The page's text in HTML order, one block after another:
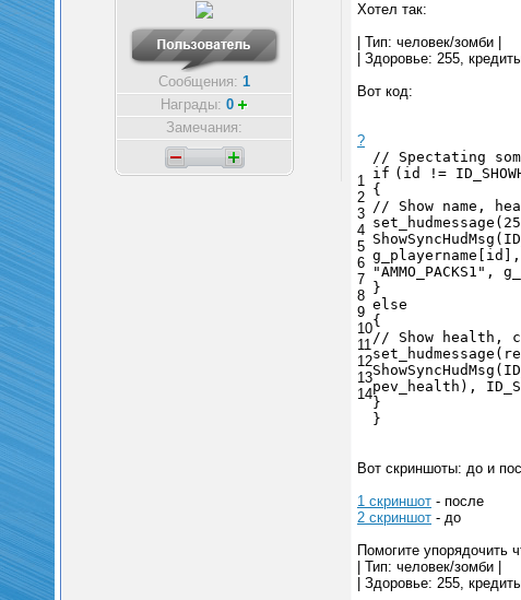
Сообщения: 1
Награды: 0
Замечания:
Хотел так:
| Тип: человек/зомби |
| Здоровье: 255,
Вот код:
?
1
2
3
4
5
6
7
8
9
10
11
12
13
14
// Spectating
if (id !=
{
// Show name,
set_hudmessage(
"AMMO_PACKS1" ,
}
else
{
// Show health,
pev_health),
}
}
Вот скриншоты: до и
1 скриншот - после
2 скриншот - до
Помогите упорядочить
| Тип: человек/зомби |
| Здоровье: 255,